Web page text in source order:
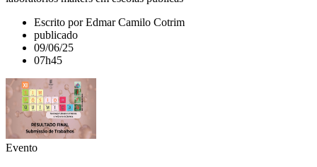
Escrito por Edmar Camilo Cotrim
publicado
09/06/25
07h45
Evento